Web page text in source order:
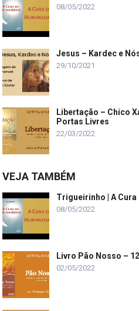
08/05/2022
Jesus – Kardec e
29/10/2021
Libertação – Chico
Portas Livres
22/03/2022
VEJA TAMBÉM
Trigueirinho | A
08/05/2022
Livro Pão Nosso –
02/05/2022